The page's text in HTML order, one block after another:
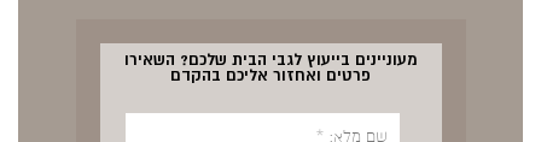
מעוניינים בייעוץ לגבי הבית שלכם? השאירו
פרטים ואחזור אליכם בהקדם